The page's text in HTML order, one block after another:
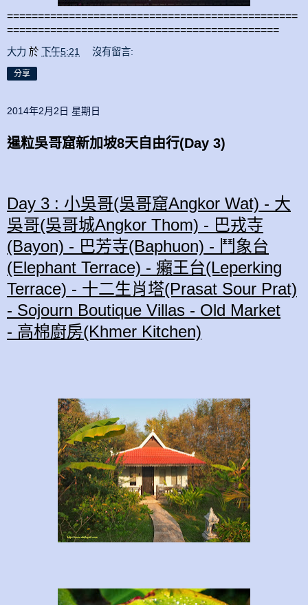
===============================================
============================================
大力 於 下午5:21 沒有留言:
分享
2014年2月2日 星期日
暹粒吳哥窟新加坡8天自由行(Day 3)
Day 3 : 小吳哥(吳哥窟Angkor Wat) - 大
吳哥(吳哥城Angkor Thom) - 巴戎寺
(Bayon) - 巴芳寺(Baphuon) - 鬥象台
(Elephant Terrace) - 癩王台(Leperking
Terrace) - 十二生肖塔(Prasat Sour Prat)
- Sojourn Boutique Villas - Old Market
- 高棉廚房(Khmer Kitchen)